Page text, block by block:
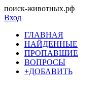
поиск-животных.рф
Вход
ГЛАВНАЯ
НАЙДЕННЫЕ
ПРОПАВШИЕ
ВОПРОСЫ
+ДОБАВИТЬ